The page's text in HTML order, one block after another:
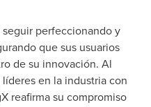
perfeccionando y
que sus usuarios
de su innovación. Al
en la industria con
reafirma su compromiso